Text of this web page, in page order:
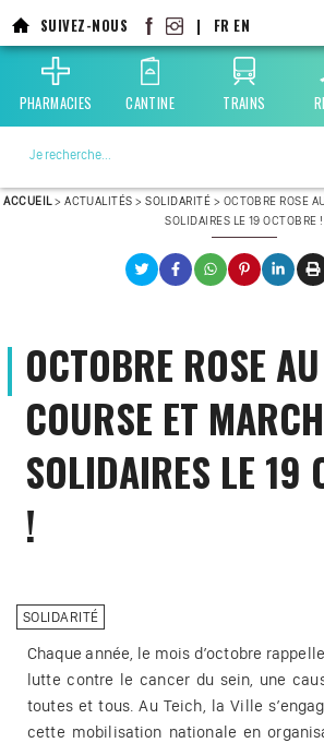
SUIVEZ-NOUS | FR EN
PHARMACIES CANTINE TRAINS
ACCUEIL>ACTUALITÉS >SOLIDARITÉ > OCTOBRE ROSE
SOLIDAIRES LE 19 OCTOBRE !
OCTOBRE ROSE
COURSE ET
SOLIDAIRES LE 19
!
SOLIDARITÉ
Chaque année, le mois d’octobre
lutte contre le cancer du sein, une
toutes et tous. Au Teich, la Ville
cette mobilisation nationale en